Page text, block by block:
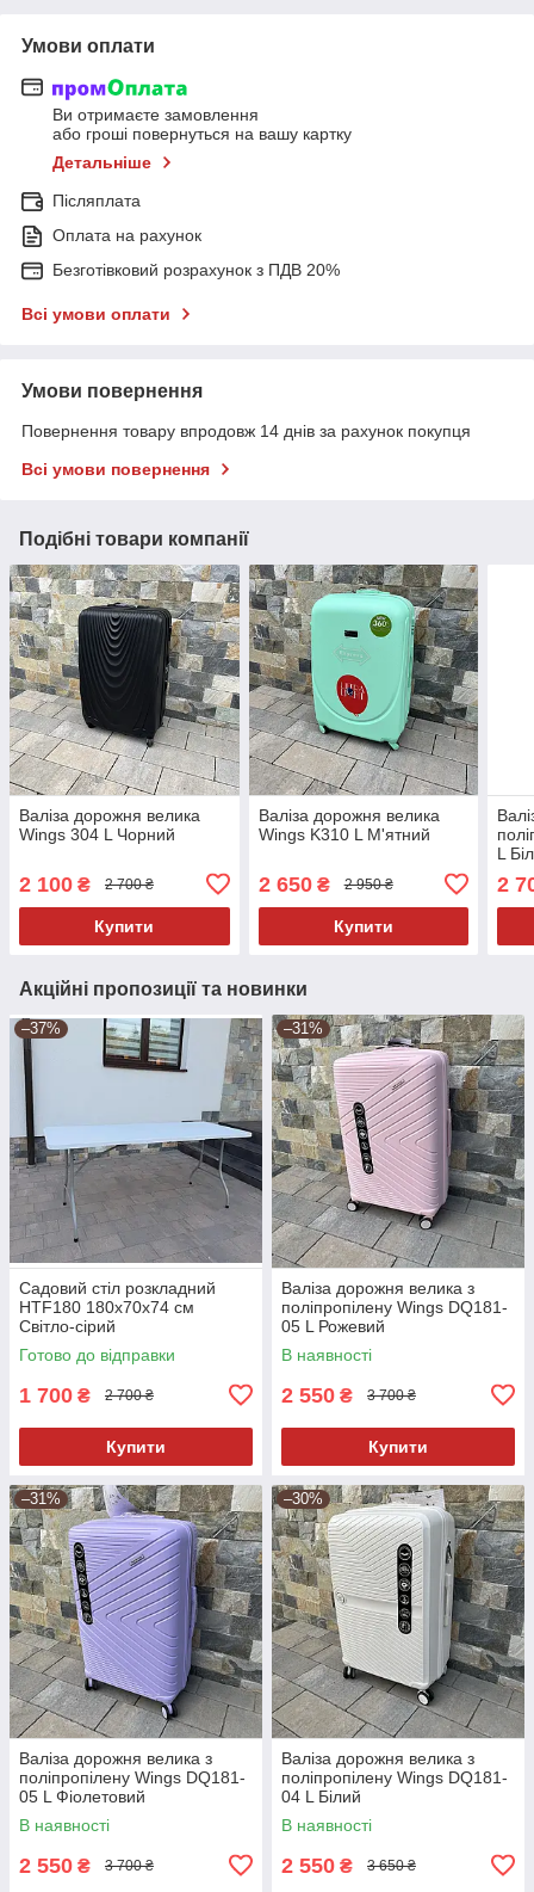
Умови оплати
Ви отримаєте замовлення
або гроші повернуться на вашу картку
Детальніше
Післяплата
Оплата на рахунок
Безготівковий розрахунок з ПДВ 20%
Всі умови оплати
Умови повернення
Повернення товару впродовж 14 днів за рахунок покупця
Всі умови повернення
Подібні товари компанії
Валіза дорожня велика
Wings 304 L Чорний
2 100 ₴ 2 700 ₴
Купити
Валіза дорожня велика
Wings K310 L М'ятний
2 650₴ 2 950 ₴
Купити
L
2
Акційні пропозиції та новинки
–37%
Садовий стіл розкладний
HTF180 180х70х74 см
Світло-сірий
Готово до відправки
1 700 ₴ 2 700 ₴
Купити
–31%
Валіза дорожня велика з
поліпропілену Wings DQ181-
05 L Рожевий
В наявності
2 550 ₴ 3 700 ₴
Купити
–31%
Валіза дорожня велика з
поліпропілену Wings DQ181-
05 L Фіолетовий
В наявності
2 550 ₴ 3 700 ₴
–30%
Валіза дорожня велика з
поліпропілену Wings DQ181-
04 L Білий
В наявності
2 550 ₴ 3 650 ₴